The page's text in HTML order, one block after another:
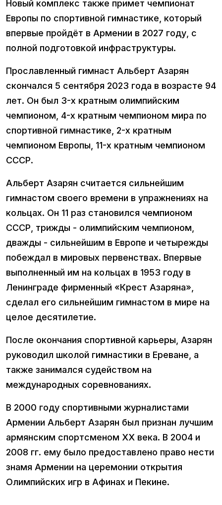
Новый комплекс также примет чемпионат
Европы по спортивной гимнастике, который
впервые пройдёт в Армении в 2027 году, с
полной подготовкой инфраструктуры.
Прославленный гимнаст Альберт Азарян
скончался 5 сентября 2023 года в возрасте 94
лет. Он был 3-х кратным олимпийским
чемпионом, 4-х кратным чемпионом мира по
спортивной гимнастике, 2-х кратным
чемпионом Европы, 11-х кратным чемпионом
СССР.
Альберт Азарян считается сильнейшим
гимнастом своего времени в упражнениях на
кольцах. Он 11 раз становился чемпионом
СССР, трижды - олимпийским чемпионом,
дважды - сильнейшим в Европе и четырежды
побеждал в мировых первенствах. Впервые
выполненный им на кольцах в 1953 году в
Ленинграде фирменный «Крест Азаряна»,
сделал его сильнейшим гимнастом в мире на
целое десятилетие.
После окончания спортивной карьеры, Азарян
руководил школой гимнастики в Ереване, а
также занимался судейством на
международных соревнованиях.
В 2000 году спортивными журналистами
Армении Альберт Азарян был признан лучшим
армянским спортсменом XX века. В 2004 и
2008 гг. ему было предоставлено право нести
знамя Армении на церемонии открытия
Олимпийских игр в Афинах и Пекине.